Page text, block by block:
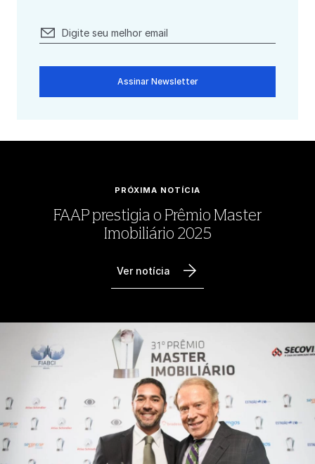
Assinar Newsletter
PRÓXIMA NOTÍCIA
FAAP prestigia o Prêmio Master
Imobiliário 2025
Ver notícia